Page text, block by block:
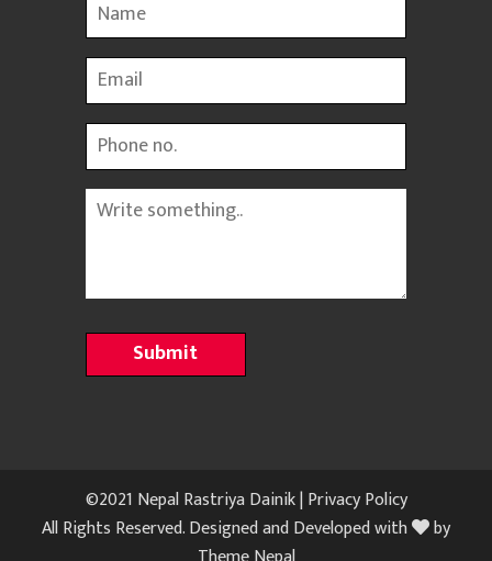
Email
Phone
Message
©2021 Nepal Rastriya Dainik |Privacy Policy
All Rights Reserved. Designed and Developed with
by